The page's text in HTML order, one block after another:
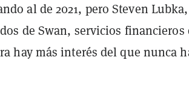
al de 2021, pero Steven
de Swan, servicios financieros
hay más interés del que nunca